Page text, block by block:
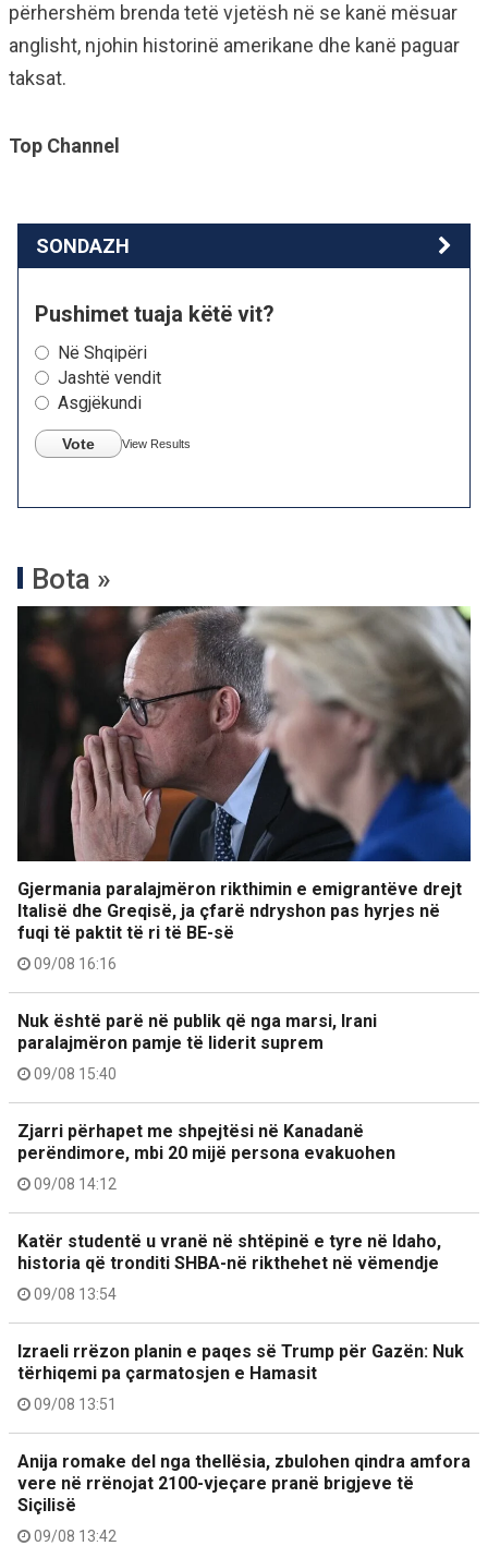
përhershëm brenda tetë vjetësh në se kanë mësuar
anglisht, njohin historinë amerikane dhe kanë paguar
taksat.
Top Channel
SONDAZH
Pushimet tuaja këtë vit?
Në Shqipëri
Jashtë vendit
Asgjëkundi
Vote View Results
Bota »
Gjermania paralajmëron rikthimin e emigrantëve drejt
Italisë dhe Greqisë, ja çfarë ndryshon pas hyrjes në
fuqi të paktit të ri të BE-së
09/08 16:16
Nuk është parë në publik që nga marsi, Irani
paralajmëron pamje të liderit suprem
09/08 15:40
Zjarri përhapet me shpejtësi në Kanadanë
perëndimore, mbi 20 mijë persona evakuohen
09/08 14:12
Katër studentë u vranë në shtëpinë e tyre në Idaho,
historia që tronditi SHBA-në rikthehet në vëmendje
09/08 13:54
Izraeli rrëzon planin e paqes së Trump për Gazën: Nuk
tërhiqemi pa çarmatosjen e Hamasit
09/08 13:51
Anija romake del nga thellësia, zbulohen qindra amfora
vere në rrënojat 2100-vjeçare pranë brigjeve të
Siçilisë
09/08 13:42